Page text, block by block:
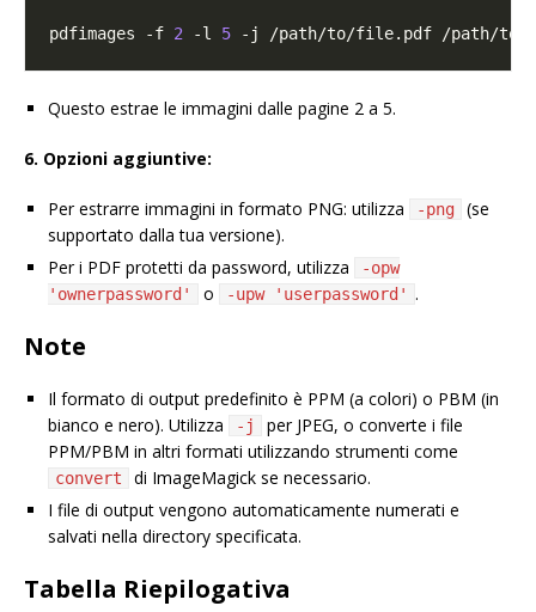
pdfimages -f 2 -l 5
Questo estrae le immagini dalle pagine 2 a 5.
6. Opzioni aggiuntive:
Per estrarre immagini in formato PNG: utilizza -png
(se
supportato dalla tua versione).
Per i PDF protetti da password, utilizza
-opw
'ownerpassword'
o -upw 'userpassword' .
Note
Il formato di output predefinito è PPM (a colori) o PBM (in
bianco e nero). Utilizza
-j
per JPEG, o converte i file
PPM/PBM in altri formati utilizzando strumenti come
convert
di ImageMagick se necessario.
I file di output vengono automaticamente numerati e
salvati nella directory specificata.
Tabella Riepilogativa